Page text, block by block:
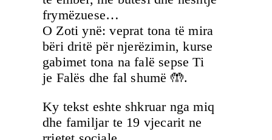
frymëzuese…
O Zoti ynë: veprat tona të mira
bëri dritë për njerëzimin, kurse
gabimet tona na falë sepse Ti
je Falës dhe fal shumë 🤲.
Ky tekst eshte shkruar nga miq
dhe familjar te 19 vjecarit ne